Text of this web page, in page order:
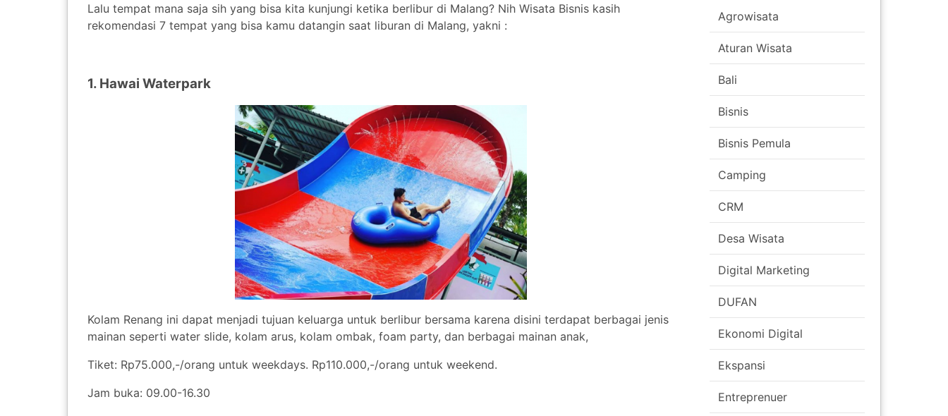
Lalu tempat mana saja sih yang bisa kita kunjungi ketika berlibur di Malang? Nih Wisata Bisnis kasih
rekomendasi 7 tempat yang bisa kamu datangin saat liburan di Malang, yakni :
1. Hawai Waterpark
Kolam Renang ini dapat menjadi tujuan keluarga untuk berlibur bersama karena disini terdapat berbagai jenis
mainan seperti water slide, kolam arus, kolam ombak, foam party, dan berbagai mainan anak,
Tiket: Rp75.000,-/orang untuk weekdays. Rp110.000,-/orang untuk weekend.
Jam buka: 09.00-16.30
Agrowisata
Aturan Wisata
Bali
Bisnis
Bisnis Pemula
Camping
CRM
Desa Wisata
Digital Marketing
DUFAN
Ekonomi Digital
Ekspansi
Entreprenuer